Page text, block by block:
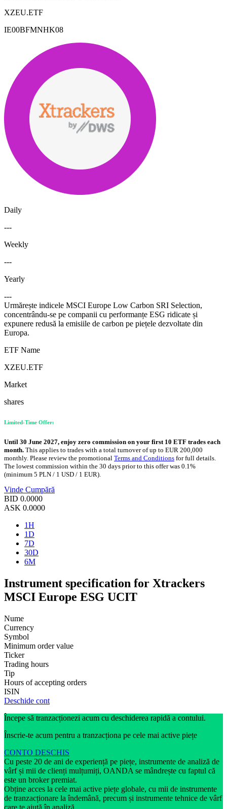
XZEU.ETF
IE00BFMNHK08
Daily
---
Weekly
---
Yearly
---
Urmărește indicele MSCI Europe Low Carbon SRI Selection,
concentrându-se pe companii cu performanțe ESG ridicate și
expunere redusă la emisiile de carbon pe piețele dezvoltate din
Europa.
ETF Name
XZEU.ETF
Market
shares
Limited-Time Offer:
Until 30 June 2027, enjoy zero commission on your first 10 ETF trades each
month. This applies to trades with a total turnover of up to EUR 200,000
monthly. Please review the promotional Terms and Conditions for full details.
The lowest commission within the 30 days prior to this offer was 0.1%
(minimum 5 PLN / 1 USD / 1 EUR).
Vinde Cumpără
BID 0.0000
ASK 0.0000
1H
1D
7D
30D
6M
Instrument specification for Xtrackers
MSCI Europe ESG UCIT
Nume
Currency
Symbol
Minimum order value
Ticker
Trading hours
Tip
Hours of accepting orders
ISIN
Deschide cont
Începe să tranzacționezi acum cu deschiderea rapidă a contului.
Înscrie-te acum pentru a tranzacționa pe cele mai active piețe
CONTO DESCHIS
Cu peste 20 de ani de experiență pe piețe, instrumente de analiză de
vârf și mii de clienți mulțumiți, OANDA se mândrește cu faptul că
este un broker premiat.
Obține acces la cele mai active piețe globale, cu mii de instrumente
de tranzacționare la îndemână, precum și instrumente tehnice de vârf
care te ajută în analiză.